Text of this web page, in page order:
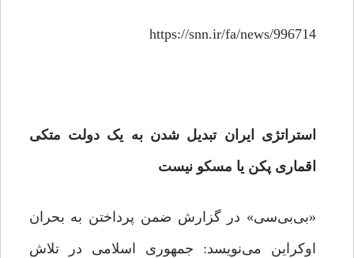
https://snn.ir/fa/news/996714
استراتژی ایران تبدیل شدن به یک دولت متکی
اقماری پکن یا مسکو نیست
«بی‌بی‌سی» در گزارش ضمن پرداختن به بحران
اوکراین می‌نویسد: جمهوری اسلامی در تلاش